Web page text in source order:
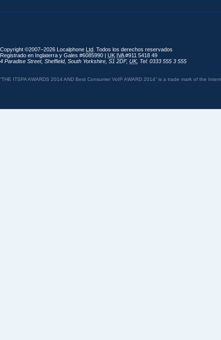
Copyright ©2007–2026 Localphone Ltd . Todos los derechos reservados
Registrado en Inglaterra y Gales #6085990 | UK IVA#911 5418 49
4 Paradise Street, Sheffield, South Yorkshire S1 2DF, UK, Tel: 0333 555 3 555
“THE ITSPA AWARDS 2014 AND Best Consumer VoIP AWARD 2014” is a trade mark of the